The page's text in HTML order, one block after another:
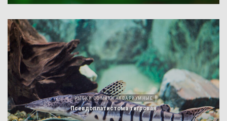
РЫБКИ СОМИКИ АКВАРИУМНЫЕ
Псевдоплатистома тигровая